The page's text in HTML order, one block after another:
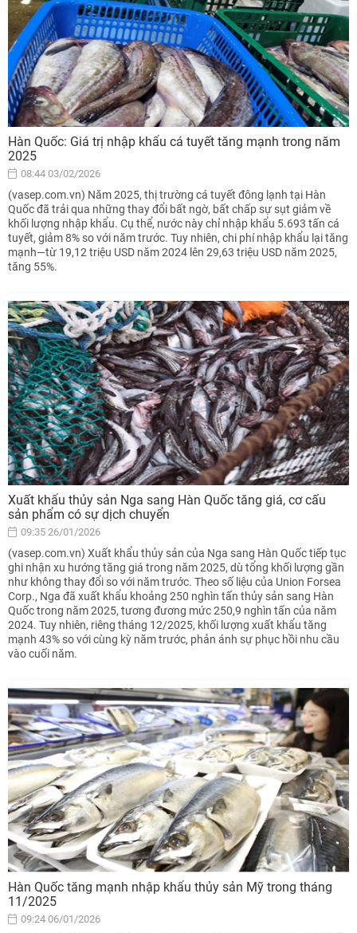
Hàn Quốc: Giá trị nhập khẩu cá tuyết tăng mạnh trong năm
2025
08:44 03/02/2026
(vasep.com.vn) Năm 2025, thị trường cá tuyết đông lạnh tại Hàn
Quốc đã trải qua những thay đổi bất ngờ, bất chấp sự sụt giảm về
khối lượng nhập khẩu. Cụ thể, nước này chỉ nhập khẩu 5.693 tấn cá
tuyết, giảm 8% so với năm trước. Tuy nhiên, chi phí nhập khẩu lại tăng
mạnh—từ 19,12 triệu USD năm 2024 lên 29,63 triệu USD năm 2025,
tăng 55%.
Xuất khẩu thủy sản Nga sang Hàn Quốc tăng giá, cơ cấu
sản phẩm có sự dịch chuyển
09:35 26/01/2026
(vasep.com.vn) Xuất khẩu thủy sản của Nga sang Hàn Quốc tiếp tục
ghi nhận xu hướng tăng giá trong năm 2025, dù tổng khối lượng gần
như không thay đổi so với năm trước. Theo số liệu của Union Forsea
Corp., Nga đã xuất khẩu khoảng 250 nghìn tấn thủy sản sang Hàn
Quốc trong năm 2025, tương đương mức 250,9 nghìn tấn của năm
2024. Tuy nhiên, riêng tháng 12/2025, khối lượng xuất khẩu tăng
mạnh 43% so với cùng kỳ năm trước, phản ánh sự phục hồi nhu cầu
vào cuối năm.
Hàn Quốc tăng mạnh nhập khẩu thủy sản Mỹ trong tháng
11/2025
09:24 06/01/2026